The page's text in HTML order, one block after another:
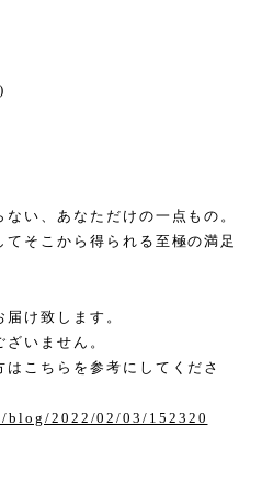
い、あなただけの一点もの。
そこから得られる至極の満足
け致します。
いません。
こちらを参考にしてくださ
2022/02/03/152320